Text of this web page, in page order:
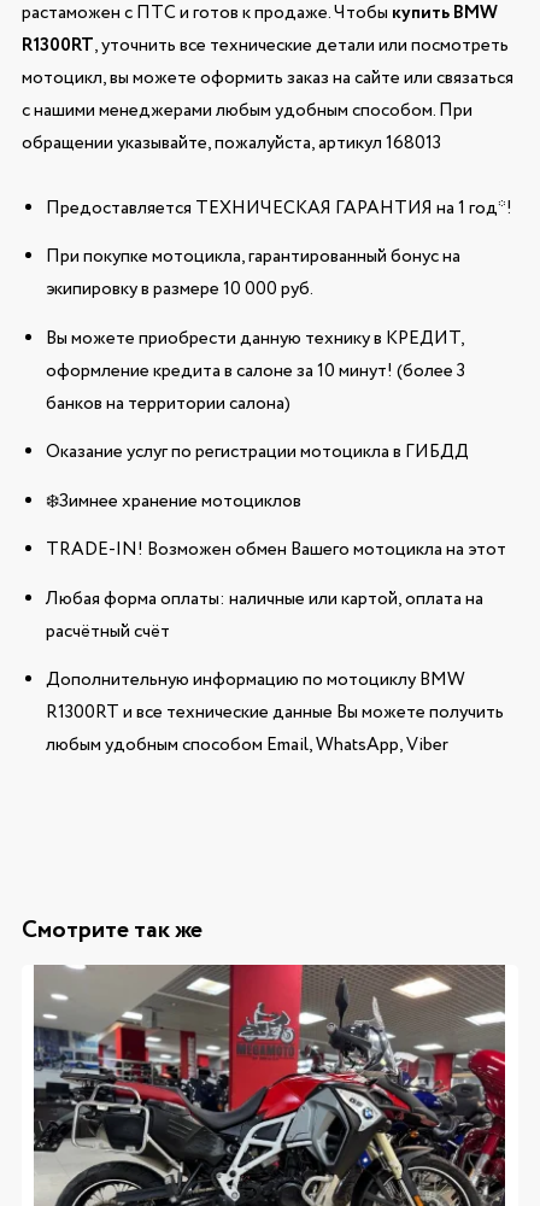
растаможен с ПТС и готов к продаже. Чтобы купить BMW
R1300RT, уточнить все технические детали или посмотреть
мотоцикл, вы можете оформить заказ на сайте или связаться
с нашими менеджерами любым удобным способом. При
обращении указывайте, пожалуйста, артикул 168013
Предоставляется ТЕХНИЧЕСКАЯ ГАРАНТИЯ на 1 год*!
При покупке мотоцикла, гарантированный бонус на
экипировку в размере 10 000 руб.
Вы можете приобрести данную технику в КРЕДИТ,
оформление кредита в салоне за 10 минут! (более 3
банков на территории салона)
Оказание услуг по регистрации мотоцикла в ГИБДД
❄️Зимнее хранение мотоциклов
TRADE-IN! Возможен обмен Вашего мотоцикла на этот
Любая форма оплаты: наличные или картой, оплата на
расчётный счёт
Дополнительную информацию по мотоциклу BMW
R1300RT и все технические данные Вы можете получить
любым удобным способом Email, WhatsApp, Viber
Смотрите так же